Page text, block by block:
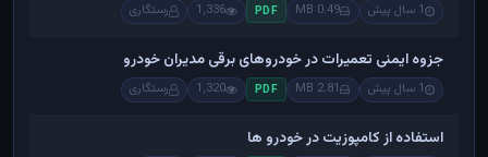
1 سال پیش 0.49 MB
PDF
1,336 رستگاری
جزوه ایمنی تعمیرات در خودروهای برقی مدیران خودرو
1 سال پیش 2.81 MB
PDF
1,320 رستگاری
استفاده از کامپوزیت در خودرو ها